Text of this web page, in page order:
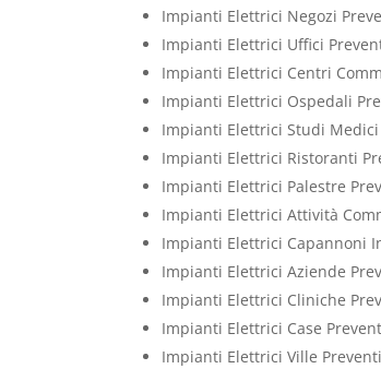
Impianti Elettrici Negozi
Impianti Elettrici Uffici
Impianti Elettrici Centri
Impianti Elettrici Ospedali
Impianti Elettrici Studi Medici
Impianti Elettrici Ristoranti
Impianti Elettrici Palestre
Impianti Elettrici Attività
Impianti Elettrici Capannoni
Impianti Elettrici Aziende
Impianti Elettrici Cliniche
Impianti Elettrici Case
Impianti Elettrici Ville